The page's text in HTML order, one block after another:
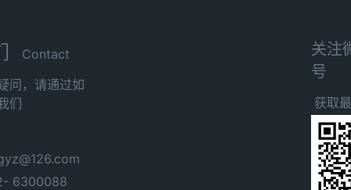
Contact
问，请通过如
们
6300088
关注
号
获取